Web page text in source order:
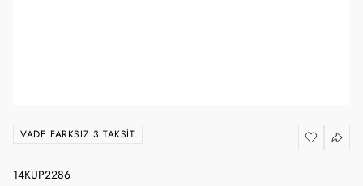
VADE FARKSIZ 3 TAKSIT
14KUP2286